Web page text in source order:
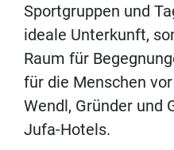
Sportgruppen und
ideale Unterkunft,
Raum für
für die Menschen
Wendl, Gründer und
Jufa-Hotels.